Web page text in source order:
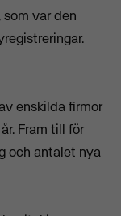
som var den
enskilda firmor
Fram till för
och antalet nya